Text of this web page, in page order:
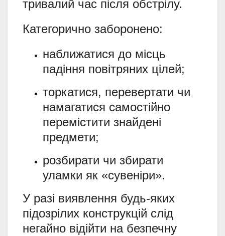
тривалий час після обстрілу.
Категорично заборонено:
наближатися до місць
падіння повітряних цілей;
торкатися, перевертати чи
намагатися самостійно
перемістити знайдені
предмети;
розбирати чи збирати
уламки як «сувеніри».
У разі виявлення будь-яких
підозрілих конструкцій слід
негайно відійти на безпечну